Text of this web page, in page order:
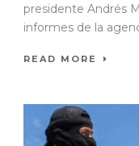
presidente Andrés
informes de la
READ MORE